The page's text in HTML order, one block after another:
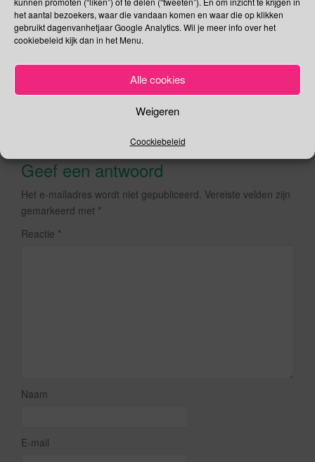
het aantal bezoekers, waar die vandaan komen en waar die op klikken
gebruikt dagenvanhetjaar Google Analytics. Wil je meer info over het
cookiebeleid kijk dan in het Menu.
Alle cookies
Weigeren
Coockiebeleid
c
e
o
tt
er
Holmes ,Toetanchamon. Permalink.
Berichtnavigatie
15 februari – Singles Awareness Day
Geef een antwoord
Het e-mailadres wordt niet gepubliceerd. Vereiste velden zijn
gemarkeerd met *
Reactie *
Naam
E-mail